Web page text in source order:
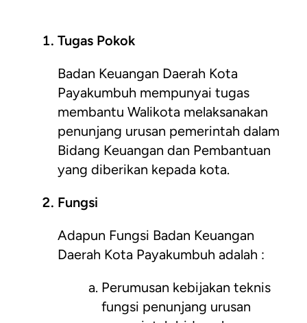
Tugas Pokok
Badan Keuangan Daerah Kota
Payakumbuh mempunyai tugas
membantu Walikota melaksanakan
penunjang urusan pemerintah dalam
Bidang Keuangan dan Pembantuan
yang diberikan kepada kota.
Fungsi
Adapun Fungsi Badan Keuangan
Daerah Kota Payakumbuh adalah :
Perumusan kebijakan teknis
fungsi penunjang urusan